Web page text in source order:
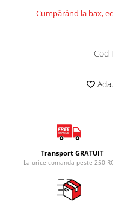
Cumpărând la bax,
Cod
Transport GRATUIT
La orice comanda peste 250